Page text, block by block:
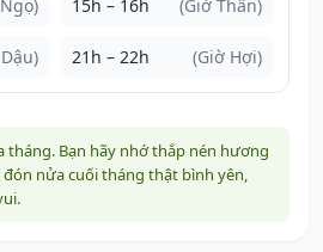
15h – 16h (Giờ Thân)
21h – 22h (Giờ Hợi)
tháng. Bạn hãy nhớ thắp nén hương
nửa cuối tháng thật bình yên,